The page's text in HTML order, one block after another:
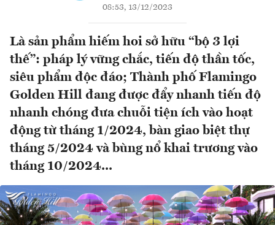
08:53, 13/12/2023
Là sản phẩm hiếm hoi sở hữu “bộ 3 lợi
thế”: pháp lý vững chắc, tiến độ thần tốc,
siêu phẩm độc đáo; Thành phố Flamingo
Golden Hill đang được đẩy nhanh tiến độ
nhanh chóng đưa chuỗi tiện ích vào hoạt
động từ tháng 1/2024, bàn giao biệt thự
tháng 5/2024 và bùng nổ khai trương vào
tháng 10/2024...